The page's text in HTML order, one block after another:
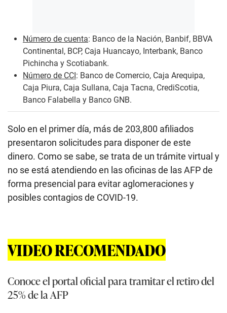
Número de cuenta: Banco de la Nación, Banbif, BBVA
Continental, BCP, Caja Huancayo, Interbank, Banco
Pichincha y Scotiabank.
Número de CCI: Banco de Comercio, Caja Arequipa,
Caja Piura, Caja Sullana, Caja Tacna, CrediScotia,
Banco Falabella y Banco GNB.
Solo en el primer día, más de 203,800 afiliados
presentaron solicitudes para disponer de este
dinero. Como se sabe, se trata de un trámite virtual y
no se está atendiendo en las oficinas de las AFP de
forma presencial para evitar aglomeraciones y
posibles contagios de COVID-19.
VIDEO RECOMENDADO
Conoce el portal oficial para tramitar el retiro del
25% de la AFP